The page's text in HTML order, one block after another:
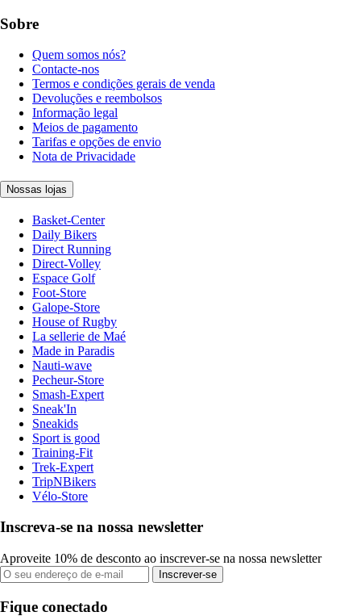
Sobre
Quem somos nós?
Contacte-nos
Termos e condições gerais de venda
Devoluções e reembolsos
Informação legal
Meios de pagamento
Tarifas e opções de envio
Nota de Privacidade
Nossas lojas
Basket-Center
Daily Bikers
Direct Running
Direct-Volley
Espace Golf
Foot-Store
Galope-Store
House of Rugby
La sellerie de Maé
Made in Paradis
Nauti-wave
Pecheur-Store
Smash-Expert
Sneak'In
Sneakids
Sport is good
Training-Fit
Trek-Expert
TripNBikers
Vélo-Store
Inscreva-se na nossa newsletter
Aproveite 10% de desconto ao inscrever-se na nossa newsletter
Inscrever-se
Fique conectado